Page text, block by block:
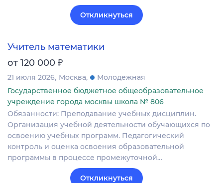
Откликнуться
Учитель математики
от 120 000 ₽
21 июля 2026 Москва
Молодежная
Государственное бюджетное общеобразовательное
учреждение города москвы школа № 806
Обязанности: Преподавание учебных дисциплин.
Организация учебной деятельности обучающихся по
освоению учебных программ. Педагогический
контроль и оценка освоения образовательной
программы в процессе промежуточной…
Откликнуться